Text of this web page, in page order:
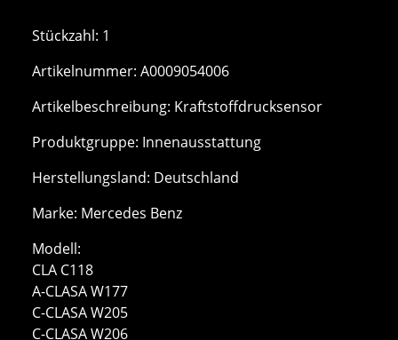
Stückzahl: 1
Artikelnummer: A0009054006
Artikelbeschreibung: Kraftstoffdrucksensor
Produktgruppe: Innenausstattung
Herstellungsland: Deutschland
Marke: Mercedes Benz
Modell:
CLA C118
A-CLASA W177
C-CLASA W205
C-CLASA W206